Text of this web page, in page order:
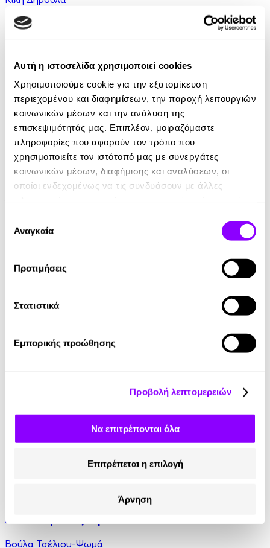
Αυτή η ιστοσελίδα χρησιμοποιεί cookies
Χρησιμοποιούμε cookie για την εξατομίκευση
περιεχομένου και διαφημίσεων, την παροχή λειτουργιών
κοινωνικών μέσων και την ανάλυση της
επισκεψιμότητάς μας. Επιπλέον, μοιραζόμαστε
πληροφορίες που αφορούν τον τρόπο που
χρησιμοποιείτε τον ιστότοπό μας με συνεργάτες
κοινωνικών μέσων, διαφήμισης και αναλύσεων, οι
οποίοι ενδεχομένως να τις συνδυάσουν με άλλες
των υπηρεσιών τους.
συγκατάθεσης
Αναγκαία
Προτιμήσεις
Στατιστικά
Εμπορικής προώθησης
Προβολή λεπτομερειών
Να επιτρέπονται όλα
Επιτρέπεται η επιλογή
Άρνηση
5.99€
Audiobook • 1 Credit
Πίσω από Τζάμια Θολά
Δημήτρης Καταλειφός
Παναγιές Ελένες
Γυναίκα γένους θηλυκό
Βούλα Τσέλιου-Ψωμά